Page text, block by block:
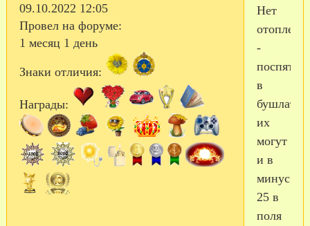
09.10.2022 12:05
Провел на форуме:
1 месяц 1 день
Знаки отличия:
Награды:
Нет
-
поспят
в
бушлатах,
их
могут
и в
минус
25 в
поля